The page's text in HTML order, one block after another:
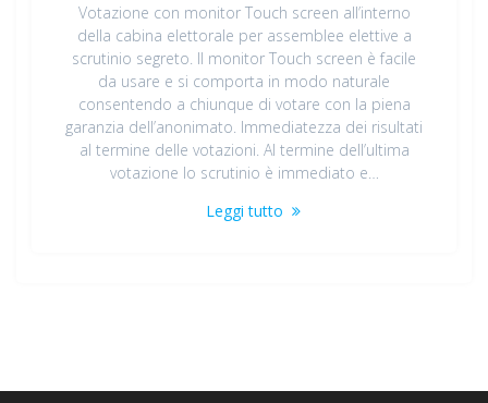
Votazione con monitor Touch screen all’interno
della cabina elettorale per assemblee elettive a
scrutinio segreto. Il monitor Touch screen è facile
da usare e si comporta in modo naturale
consentendo a chiunque di votare con la piena
garanzia dell’anonimato. Immediatezza dei risultati
al termine delle votazioni. Al termine dell’ultima
votazione lo scrutinio è immediato e…
Leggi tutto